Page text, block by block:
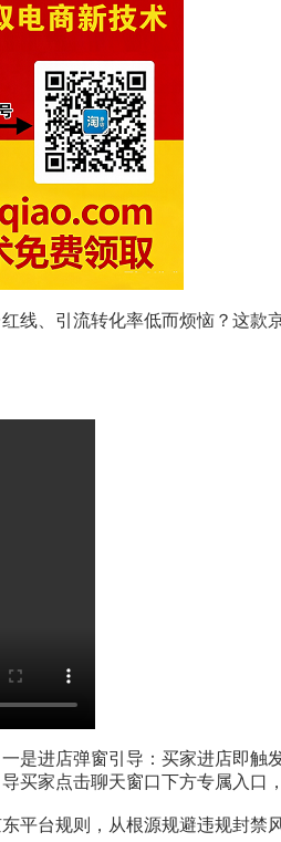
线、引流转化率低而烦恼？这
是进店弹窗引导：买家进店即
买家点击聊天窗口下方专属入口
平台规则，从根源规避违规封